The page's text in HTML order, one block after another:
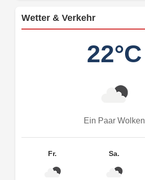
Wetter & Verkehr
22°C
Ein Paar Wolken
Fr. Sa.